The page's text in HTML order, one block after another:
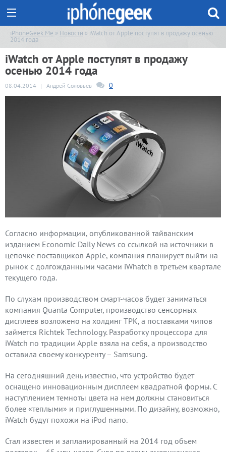
iPhoneGeek.Me » Новости » iWatch от Apple поступят в продажу осенью
2014 года
iWatch от Apple поступят в продажу
осенью 2014 года
08.04.2014 | Андрей Соловьёв 0
Согласно информации, опубликованной тайванским
изданием Economic Daily News со ссылкой на источники в
цепочке поставщиков Apple, компания планирует выйти на
рынок с долгожданными часами iWhatch в третьем квартале
текущего года.
По слухам производством смарт-часов будет заниматься
компания Quanta Computer, производство сенсорных
дисплеев возложено на холдинг ТРК, а поставками чипов
займется Richtek Technology. Разработку процессора для
iWatch по традиции Apple взяла на себя, а производство
оставила своему конкуренту – Samsung.
На сегодняшний день известно, что устройство будет
оснащено инновационным дисплеем квадратной формы. С
наступлением темноты цвета на нем должны становиться
более «теплыми» и приглушенными. По дизайну, возможно,
iWatch будут похожи на iPod nano.
Стал известен и запланированный на 2014 год объем